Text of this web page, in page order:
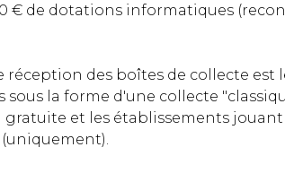
€ de dotations informatiques
réception des boîtes de collecte est
la forme d'une collecte
gratuite et les établissements